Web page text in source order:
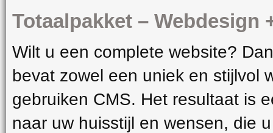
Totaalpakket – Webdesign
Wilt u een complete website?
bevat zowel een uniek en stijlvol
gebruiken CMS. Het resultaat is
naar uw huisstijl en wensen, die